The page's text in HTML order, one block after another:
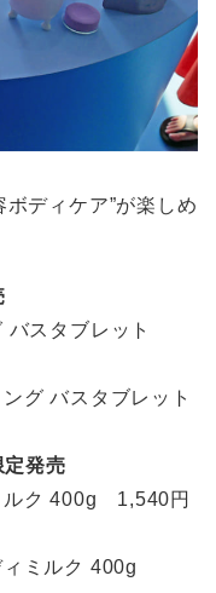
ディケア”が楽しめ
スタブレット
グ バスタブレット
定発売
ルク 400g 1,540円
ィミルク 400g